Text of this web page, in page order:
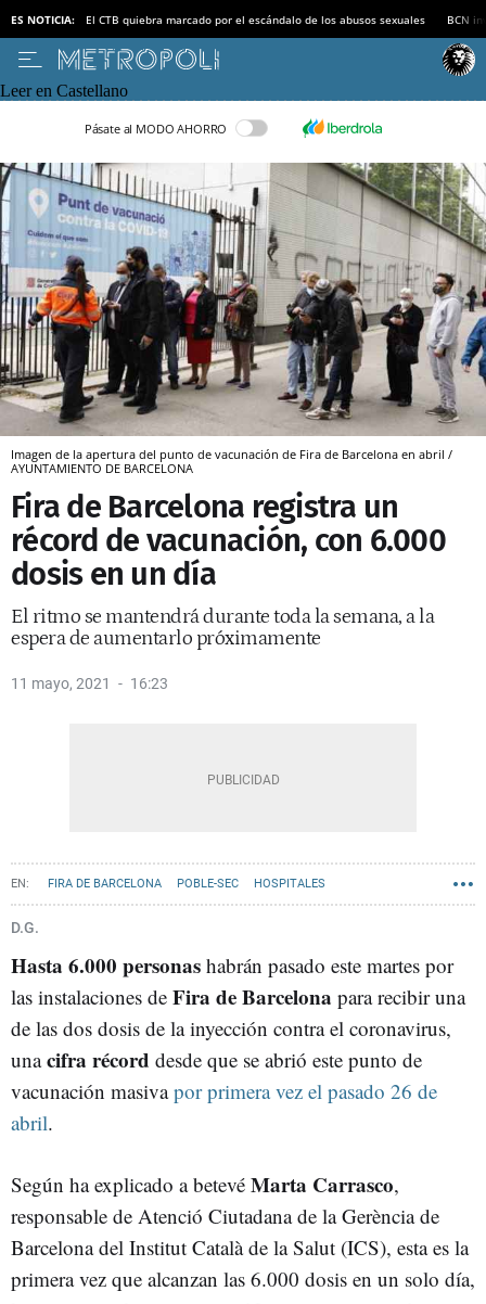
ES NOTICIA: El CTB quiebra marcado por el escándalo de los abusos sexuales BCN
Leer en Castellano
Pásate al MODO AHORRO
Imagen de la apertura del punto de vacunación de Fira de Barcelona en abril /
AYUNTAMIENTO DE BARCELONA
Fira de Barcelona registra un
récord de vacunación, con 6.000
dosis en un día
El ritmo se mantendrá durante toda la semana, a la
espera de aumentarlo próximamente
11 mayo, 2021 16:23
FIRA DE BARCELONA POBLE-SEC HOSPITALES
D.G.
Hasta 6.000 personas habrán pasado este martes por
las instalaciones de Fira de Barcelona para recibir una
de las dos dosis de la inyección contra el coronavirus,
unacifra récord desde que se abrió este punto de
vacunación masivapor primera vez el pasado 26 de
abril.
Según ha explicado a betevé Marta Carrasco,
responsable de Atenció Ciutadana de la Gerència de
Barcelona del Institut Català de la Salut (ICS), esta es la
primera vez que alcanzan las 6.000 dosis en un solo día,